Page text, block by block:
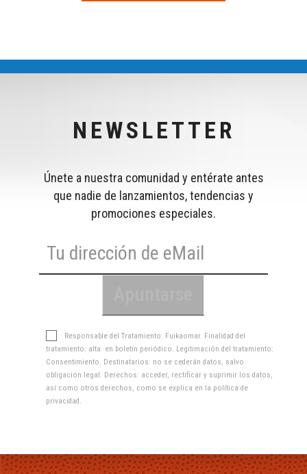
NEWSLETTER
Únete a nuestra comunidad y entérate antes
que nadie de lanzamientos, tendencias y
promociones especiales.
Responsable del Tratamiento: Fuikaomar. Finalidad del
tratamiento: alta en boletín periódico. Legitimación del tratamiento:
Consentimiento. Destinatarios: no se cederán datos, salvo
obligación legal. Derechos: acceder, rectificar y suprimir los datos,
así como otros derechos, como se explica en la política de
privacidad